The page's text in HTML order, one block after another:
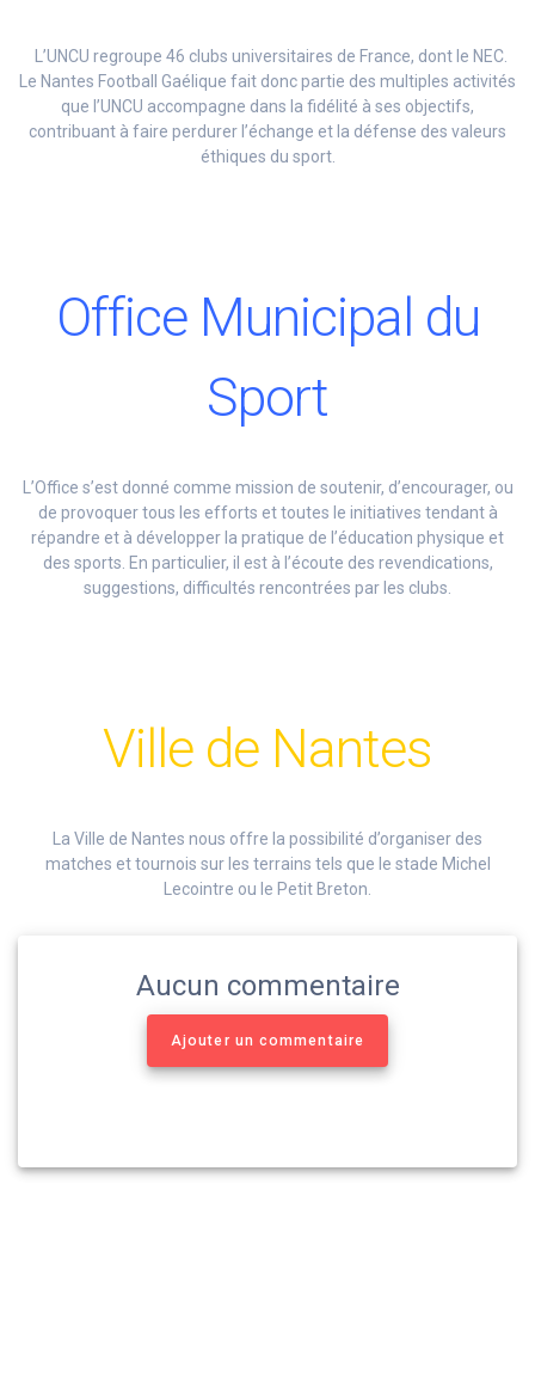
L’UNCU regroupe 46 clubs universitaires de France, dont le NEC.
Le Nantes Football Gaélique fait donc partie des multiples activités
que l’UNCU accompagne dans la fidélité à ses objectifs,
contribuant à faire perdurer l’échange et la défense des valeurs
éthiques du sport.
Office Municipal du
Sport
L’Office s’est donné comme mission de soutenir, d’encourager, ou
de provoquer tous les efforts et toutes le initiatives tendant à
répandre et à développer la pratique de l’éducation physique et
des sports. En particulier, il est à l’écoute des revendications,
suggestions, difficultés rencontrées par les clubs.
Ville de Nantes
La Ville de Nantes nous offre la possibilité d’organiser des
matches et tournois sur les terrains tels que le stade Michel
Lecointre ou le Petit Breton.
Aucun commentaire
Ajouter un commentaire